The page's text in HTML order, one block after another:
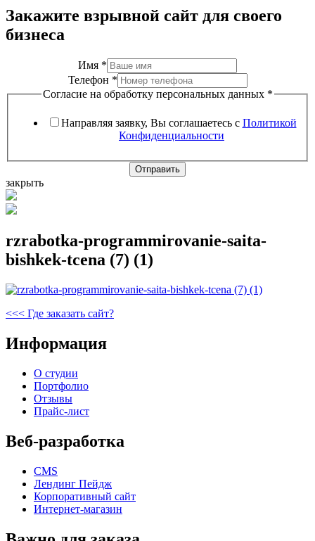
Закажите взрывной сайт для своего
бизнеса
Имя *
Телефон *
Согласие на обработку персональных данных *
Направляя заявку, Вы соглашаетесь с Политикой
Конфиденциальности
Отправить
закрыть
rzrabotka-programmirovanie-saita-
bishkek-tcena (7) (1)
Навигация
по
записям
Предыдущая
<<< Где заказать сайт?
Информация
О студии
Портфолио
Отзывы
Прайс-лист
Веб-разработка
CMS
Лендинг Пейдж
Корпоративный сайт
Интернет-магазин